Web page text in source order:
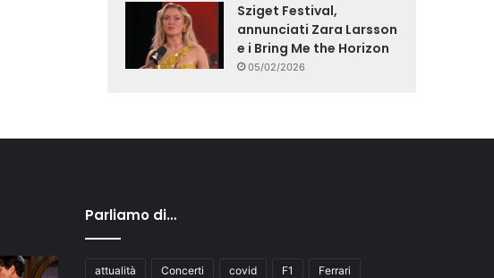
Sziget Festival,
annunciati Zara Larsson
e i Bring Me the Horizon
05/02/2026
Parliamo di…
attualità Concerti covid F1 Ferrari